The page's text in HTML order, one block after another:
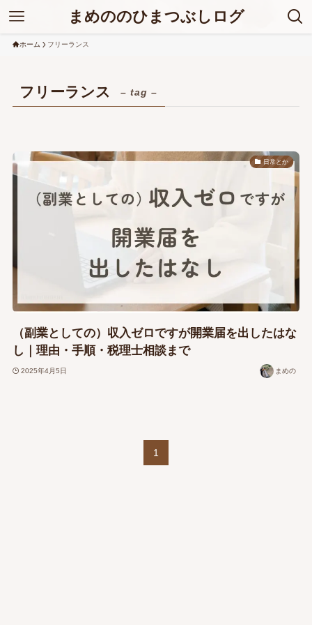
まめののひまつぶしログ
ホーム フリーランス
フリーランス – tag –
日常とか
（副業としての）収入ゼロですが開業届を出したはな
し｜理由・手順・税理士相談まで
2025年4月5日 まめの
1